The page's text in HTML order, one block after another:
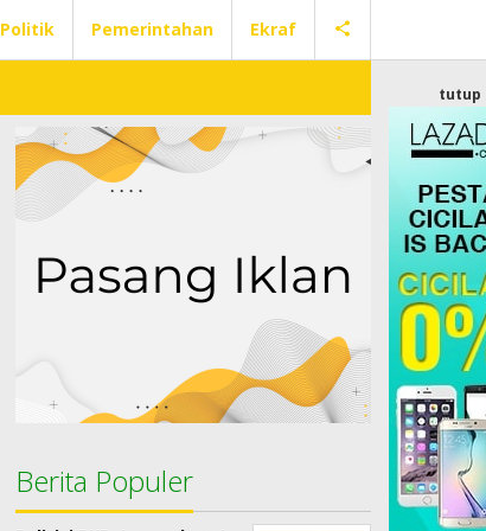
Politik Pemerintahan Ekraf
tutup
Berita Populer